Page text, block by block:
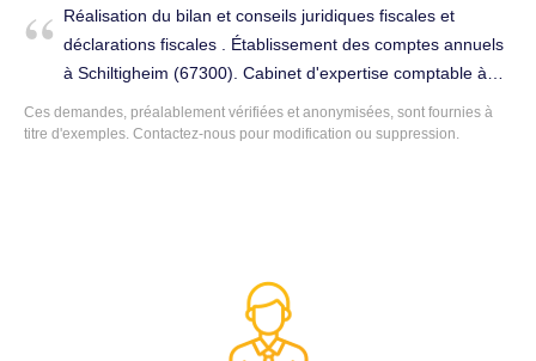
Tenue complète de la comptabilité à Schiltigheim (67300).
tarifs. Merci d'avance. Cordialement. Tenue complète de la
comptabilité à Schiltigheim (67300).
Réalisation du bilan et conseils juridiques fiscales et
déclarations fiscales . Établissement des comptes annuels
à Schiltigheim (67300). Cabinet d'expertise comptable à
changer.
Ces demandes, préalablement vérifiées et anonymisées, sont fournies à
titre d'exemples. Contactez-nous pour modification ou suppression.